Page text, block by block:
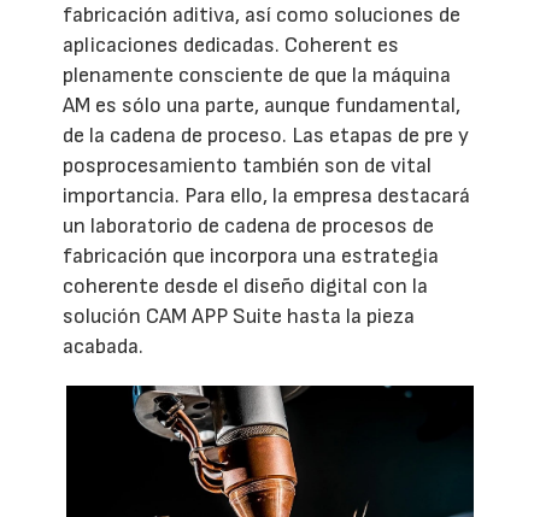
fabricación aditiva, así como soluciones de
aplicaciones dedicadas. Coherent es
plenamente consciente de que la máquina
AM es sólo una parte, aunque fundamental,
de la cadena de proceso. Las etapas de pre y
posprocesamiento también son de vital
importancia. Para ello, la empresa destacará
un laboratorio de cadena de procesos de
fabricación que incorpora una estrategia
coherente desde el diseño digital con la
solución CAM APP Suite hasta la pieza
acabada.